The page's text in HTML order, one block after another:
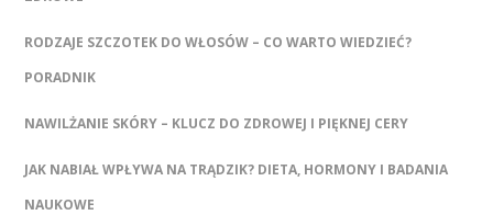
RODZAJE SZCZOTEK DO WŁOSÓW – CO WARTO WIEDZIEĆ?
PORADNIK
NAWILŻANIE SKÓRY – KLUCZ DO ZDROWEJ I PIĘKNEJ CERY
JAK NABIAŁ WPŁYWA NA TRĄDZIK? DIETA, HORMONY I BADANIA
NAUKOWE